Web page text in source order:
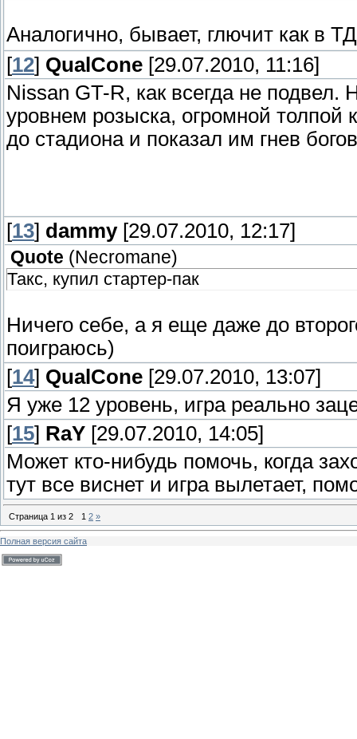
Аналогично, бывает, глючит как в
[12] QualCone [29.07.2010, 11:16]
Nissan GT-R, как всегда не
уровнем розыска, огромной толпой
до стадиона и показал им гнев
[13] dammy[29.07.2010, 12:17]
Quote (Necromane)
Такс, купил стартер-пак
Ничего себе, а я еще даже до
поиграюсь)
[14] QualCone [29.07.2010, 13:07]
Я уже 12 уровень, игра реально
[15] RaY [29.07.2010, 14:05]
Может кто-нибудь помочь, когда
тут все виснет и игра вылетает,
Страница 1 из 2 1 2 »
Полная версия сайта